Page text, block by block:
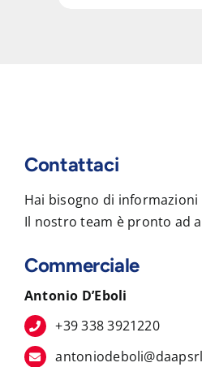
Contattaci
Hai bisogno di
Il nostro team è pronto ad
Commerciale
Antonio D’Eboli
+39 338 3921220